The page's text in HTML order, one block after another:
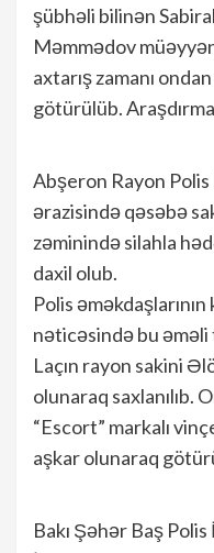
şübhəli bilinən
Məmmədov
axtarış zamanı
götürülüb. Araşdırma
Abşeron Rayon
ərazisində qəsəbə
zəminində silahla
daxil olub.
Polis
nəticəsində bu
Laçın rayon sakini
olunaraq saxlanılıb.
“Escort” markalı
aşkar olunaraq
Bakı Şəhər Baş